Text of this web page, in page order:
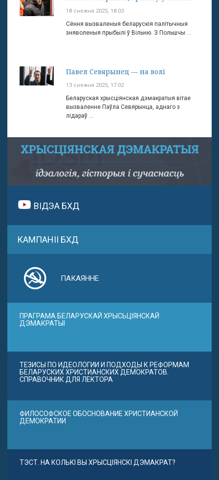
18 снежня 2025, 18:03
Сёння вызваленыя беларускія палітычныя
зняволеныя прыбылі ў Вільню. З Польшчы ...
Павел Севярынец — на волі
13 снежня 2025, 17:02
Беларуская хрысціянская дэмакратыя вітае
вызваленне Паўла Севярынца, аднаго з
лідараў ...
ВІДЭА БХД
КАМПАНІІ БХД
ПАКАЯННЕ
ПРАГРАМА БЕЛАРУСКАЙ ХРЫСЬЦІЯНСКАЙ
ДЭМАКРАТЫІ
ТЕЗИСЫ ПО ИДЕОЛОГИИ И ПОДХОДЫ К РЕФОРМАМ
БЕЛАРУСКИХ ХРИСТИАНСКИХ ДЕМОКРАТОВ.
СПРАВОЧНИК ДЛЯ ЛЕКТОРА
ФИЛОСОФСКОЕ ОБОСНОВАНИЕ ХРИСТИАНСКОЙ
ДЕМОКРАТИИ
ТЭСТ. НА КОЛЬКІ ВЫ ХРЫСЦІЯНСКІ ДЭМАКРАТ?